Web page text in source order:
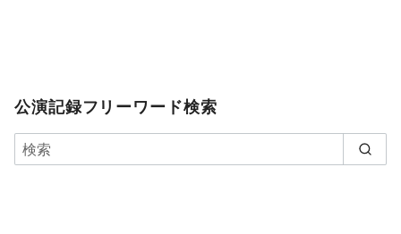
公演記録フリーワード検索